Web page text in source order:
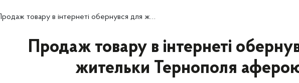
Продаж товару в інтернеті обернувся для жительки Тернополя аферою
Продаж товару в інтернеті
жительки Тернополя